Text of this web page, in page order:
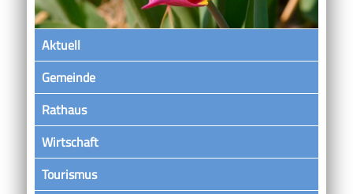
Aktuell
Gemeinde
Rathaus
Wirtschaft
Tourismus